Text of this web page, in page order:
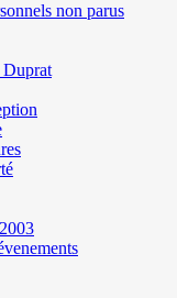
non parus
Duprat